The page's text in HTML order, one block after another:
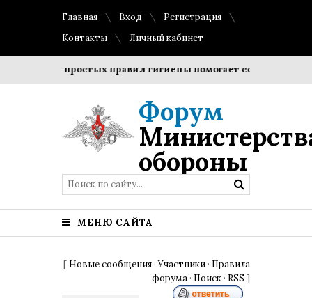
Главная Вход
Регистрация
Контакты
Личный кабинет
простых правил гигиены помогает сохранить
Форум
обороны
МЕНЮ САЙТА
[ Новые сообщения ·Участники · Правила
форума · Поиск · RSS ]